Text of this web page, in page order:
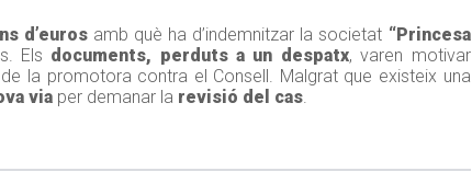
d’eurosamb què ha d’indemnitzar la societat “Princesa
Els documents, perduts a un despatx, varen motivar
la promotora contra el Consell. Malgrat que existeix una
via per demanar la revisió del cas.